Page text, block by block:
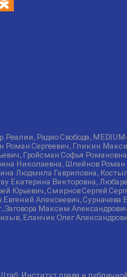
Радио Свобода,
Сергеевич, Гликин
Гройсман Софья
Николаевна, Шлейнов
Людмила Гавриловна,
Викторовна,
Юрьевич, Смирнов Сергей
Алексеевич,
Максим
Еланчик Олег
Институт права и